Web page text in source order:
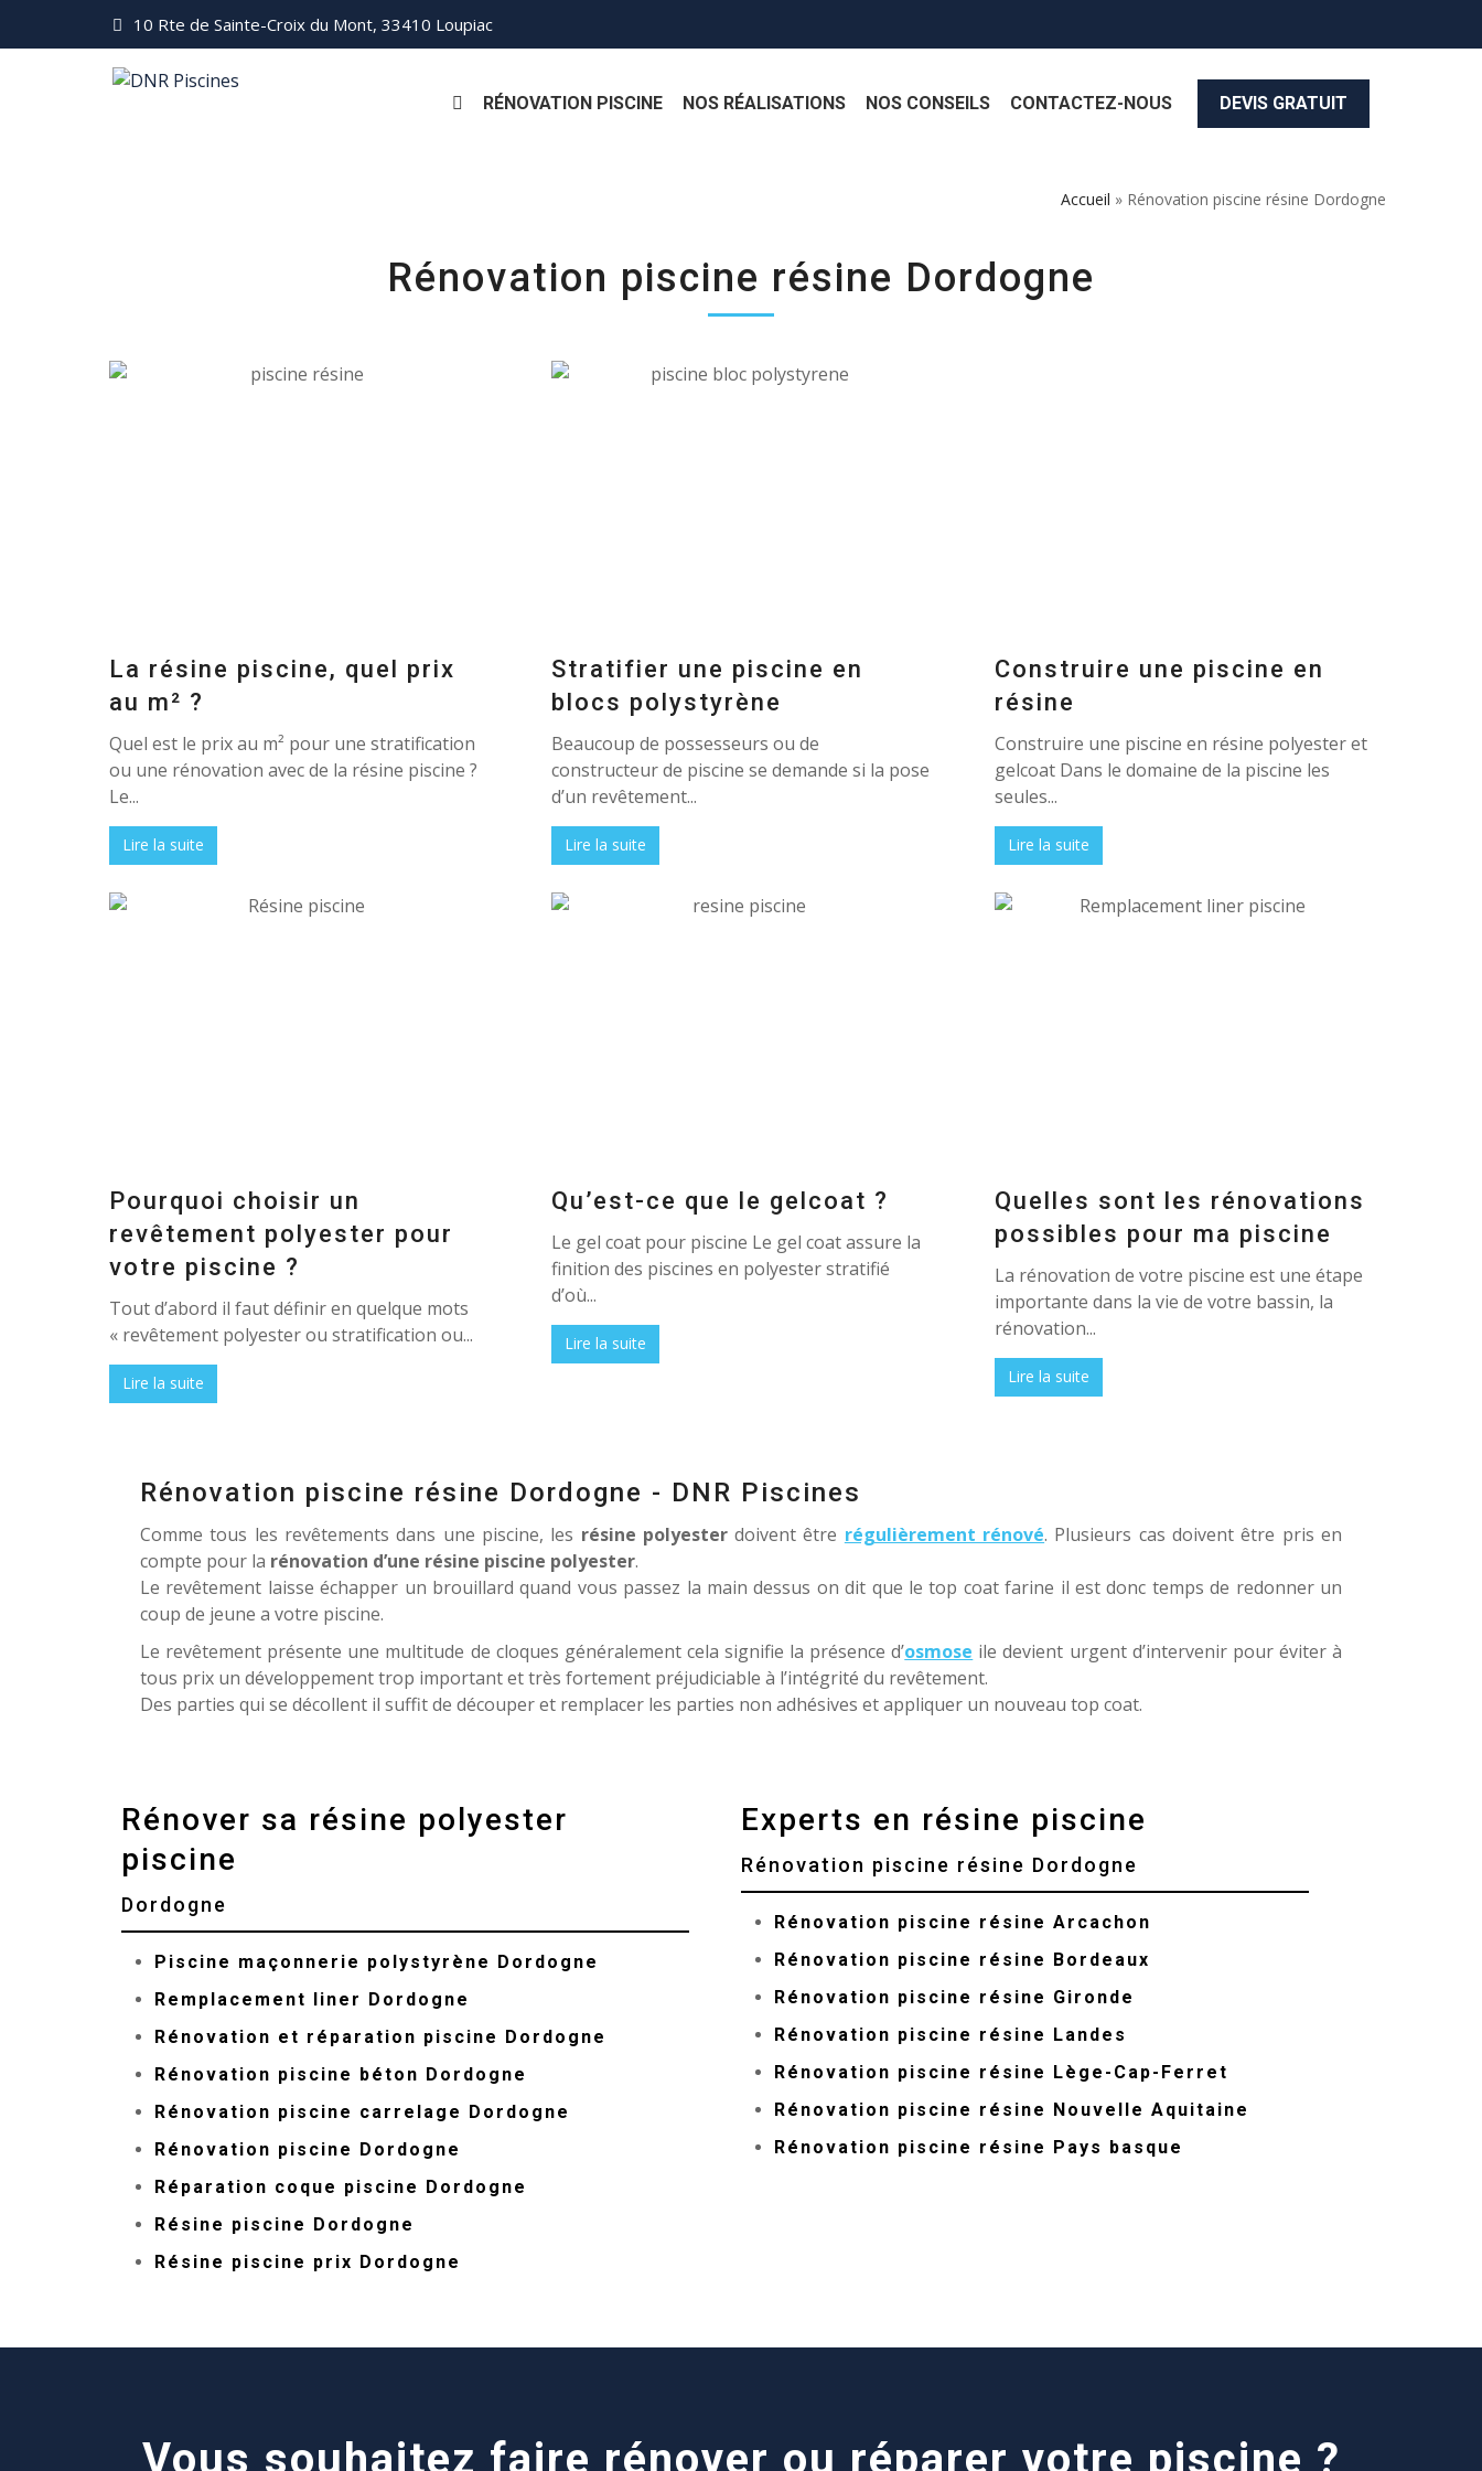
10 Rte de Sainte-Croix du Mont, 33410 Loupiac
RÉNOVATION PISCINE NOS RÉALISATIONS NOS CONSEILS CONTACTEZ-NOUS DEVIS GRATUIT
Accueil » Rénovation piscine résine Dordogne
Rénovation piscine résine Dordogne
La résine piscine, quel prix
au m² ?
Quel est le prix au m² pour une stratification
ou une rénovation avec de la résine piscine ?
Le...
Lire la suite
Stratifier une piscine en
blocs polystyrène
Beaucoup de possesseurs ou de
constructeur de piscine se demande si la pose
d’un revêtement...
Lire la suite
Construire une piscine en
résine
Construire une piscine en résine polyester et
gelcoat Dans le domaine de la piscine les
seules...
Lire la suite
Pourquoi choisir un
revêtement polyester pour
votre piscine ?
Tout d’abord il faut définir en quelque mots
« revêtement polyester ou stratification ou...
Lire la suite
Qu’est-ce que le gelcoat ?
Le gel coat pour piscine Le gel coat assure la
finition des piscines en polyester stratifié
d’où...
Lire la suite
Quelles sont les rénovations
possibles pour ma piscine
La rénovation de votre piscine est une étape
importante dans la vie de votre bassin, la
rénovation...
Lire la suite
Rénovation piscine résine Dordogne - DNR Piscines
Comme tous les revêtements dans une piscine, les résine polyesterdoivent être régulièrement rénové. Plusieurs cas doivent être pris en
compte pour la rénovation d’une résine piscine polyester.
Le revêtement laisse échapper un brouillard quand vous passez la main dessus on dit que le top coat farine il est donc temps de redonner un
coup de jeune a votre piscine.
Le revêtement présente une multitude de cloques généralement cela signifie la présence d’osmose ile devient urgent d’intervenir pour éviter à
tous prix un développement trop important et très fortement préjudiciable à l’intégrité du revêtement.
Des parties qui se décollent il suffit de découper et remplacer les parties non adhésives et appliquer un nouveau top coat.
Rénover sa résine polyester
piscine
Dordogne
Piscine maçonnerie polystyrène Dordogne
Remplacement liner Dordogne
Rénovation et réparation piscine Dordogne
Rénovation piscine béton Dordogne
Rénovation piscine carrelage Dordogne
Rénovation piscine Dordogne
Réparation coque piscine Dordogne
Résine piscine Dordogne
Résine piscine prix Dordogne
Experts en résine piscine
Rénovation piscine résine Dordogne
Rénovation piscine résine Arcachon
Rénovation piscine résine Bordeaux
Rénovation piscine résine Gironde
Rénovation piscine résine Landes
Rénovation piscine résine Lège-Cap-Ferret
Rénovation piscine résine Nouvelle Aquitaine
Rénovation piscine résine Pays basque
Vous souhaitez faire rénover ou réparer votre piscine ?